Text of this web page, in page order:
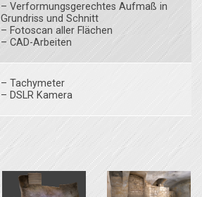
– Verformungsgerechtes Aufmaß in
Grundriss und Schnitt
– Fotoscan aller Flächen
– CAD-Arbeiten
– Tachymeter
– DSLR Kamera